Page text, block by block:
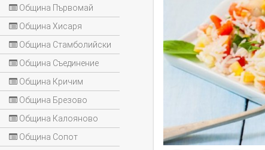
Община Първомай
Община Хисаря
Община Стамболийски
Община Съединение
Община Кричим
Община Брезово
Община Калояново
Община Сопот